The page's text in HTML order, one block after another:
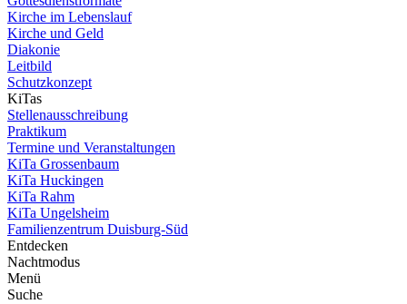
Kirche im Lebenslauf
Kirche und Geld
Diakonie
Leitbild
Schutzkonzept
KiTas
Stellenausschreibung
Praktikum
Termine und Veranstaltungen
KiTa Grossenbaum
KiTa Huckingen
KiTa Rahm
KiTa Ungelsheim
Familienzentrum Duisburg-Süd
Entdecken
Nachtmodus
Menü
Suche